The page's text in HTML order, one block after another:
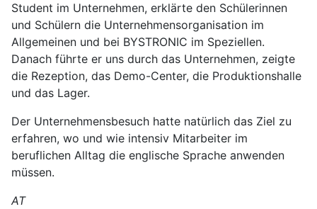
Student im Unternehmen, erklärte den Schülerinnen
und Schülern die Unternehmensorganisation im
Allgemeinen und bei BYSTRONIC im Speziellen.
Danach führte er uns durch das Unternehmen, zeigte
die Rezeption, das Demo-Center, die Produktionshalle
und das Lager.
Der Unternehmensbesuch hatte natürlich das Ziel zu
erfahren, wo und wie intensiv Mitarbeiter im
beruflichen Alltag die englische Sprache anwenden
müssen.
AT